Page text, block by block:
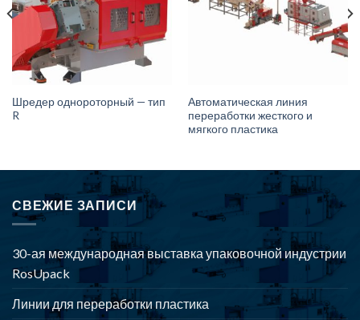
Шредер однороторный — тип
R
Автоматическая линия
переработки жесткого и
мягкого пластика
СВЕЖИЕ ЗАПИСИ
30-ая международная выставка упаковочной индустрии
RosUpack
Линии для переработки пластика